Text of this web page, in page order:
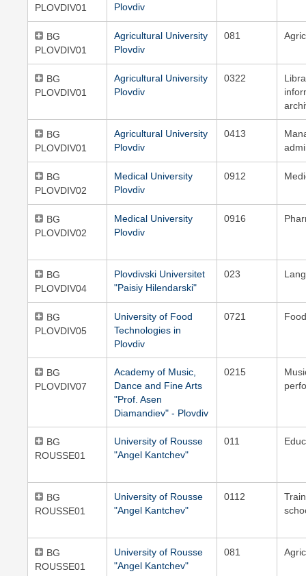
PLOVDIV01
Plovdiv
BG
PLOVDIV01
Agricultural University
Plovdiv
081
BG
PLOVDIV01
Agricultural University
Plovdiv
0322
BG
PLOVDIV01
Agricultural University
Plovdiv
0413
BG
PLOVDIV02
Medical University
Plovdiv
0912
BG
PLOVDIV02
Medical University
Plovdiv
0916
BG
PLOVDIV04
Plovdivski Universitet
"Paisiy Hilendarski"
023
BG
PLOVDIV05
University of Food
Technologies in
Plovdiv
0721
BG
PLOVDIV07
Academy of Music,
Dance and Fine Arts
"Prof. Asen
Diamandiev" - Plovdiv
0215
BG
ROUSSE01
University of Rousse
"Angel Kantchev"
011
BG
ROUSSE01
University of Rousse
"Angel Kantchev"
0112
BG
ROUSSE01
University of Rousse
"Angel Kantchev"
081